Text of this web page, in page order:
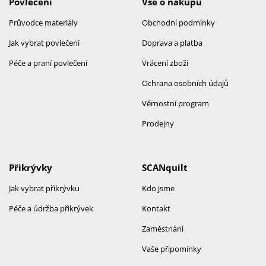
Průvodce materiály
Jak vybrat povlečení
Péče a praní povlečení
Obchodní podmínky
Doprava a platba
Vrácení zboží
Ochrana osobních údajů
Věrnostní program
Prodejny
SCANquilt
Kdo jsme
Kontakt
Zaměstnání
Vaše připomínky
Přikrývky
Jak vybrat přikrývku
Péče a údržba přikrývek